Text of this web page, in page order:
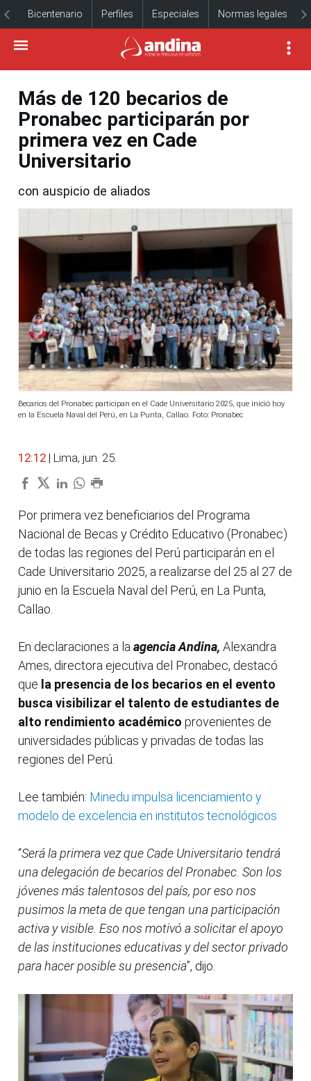
Bicentenario Perfiles Especiales Normas legales
Más de 120 becarios de
Pronabec participarán por
primera vez en Cade
Universitario
con auspicio de aliados
Becarios del Pronabec participan en el Cade Universitario 2025, que inició hoy
en la Escuela Naval del Perú, en La Punta, Callao. Foto: Pronabec
12:12 | Lima, jun. 25.
Por primera vez beneficiarios del Programa
Nacional de Becas y Crédito Educativo (Pronabec)
de todas las regiones del Perú participarán en el
Cade Universitario 2025, a realizarse del 25 al 27 de
junio en la Escuela Naval del Perú, en La Punta,
Callao.
En declaraciones a la agencia Andina, Alexandra
Ames, directora ejecutiva del Pronabec, destacó
que la presencia de los becarios en el evento
busca visibilizar el talento de estudiantes de
alto rendimiento académico provenientes de
universidades públicas y privadas de todas las
regiones del Perú.
Lee también: Minedu impulsa licenciamiento y
modelo de excelencia en institutos tecnológicos
“Será la primera vez que Cade Universitario tendrá
una delegación de becarios del Pronabec. Son los
jóvenes más talentosos del país, por eso nos
pusimos la meta de que tengan una participación
activa y visible. Eso nos motivó a solicitar el apoyo
de las instituciones educativas y del sector privado
para hacer posible su presencia”, dijo.